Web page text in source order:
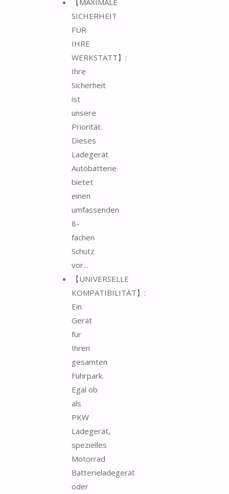
SICHERHEIT
FÜR
IHRE
WERKSTATT】:
Ihre
Sicherheit
ist
unsere
Priorität.
Dieses
Ladegerät
Autobatterie
bietet
einen
umfassenden
8-
fachen
Schutz
vor...
【UNIVERSELLE
KOMPATIBILITÄT】:
Ein
Gerät
für
Ihren
gesamten
Fuhrpark.
Egal ob
als
PKW
Ladegerät,
spezielles
Motorrad
Batterieladegerät
oder